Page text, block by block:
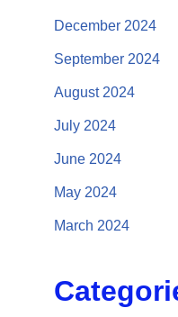
December 2024
September 2024
August 2024
July 2024
June 2024
May 2024
March 2024